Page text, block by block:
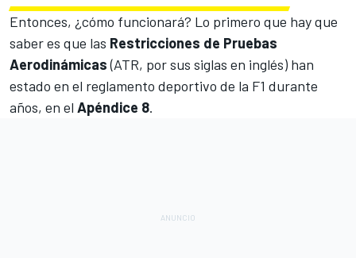
Entonces, ¿cómo funcionará? Lo primero que hay que
saber es que las Restricciones de Pruebas
Aerodinámicas(ATR, por sus siglas en inglés) han
estado en el reglamento deportivo de la F1 durante
años, en el Apéndice 8.